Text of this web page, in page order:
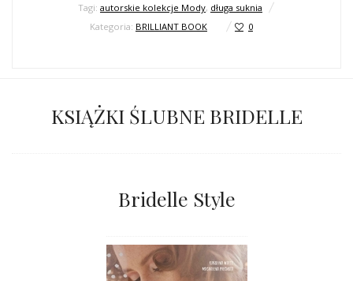
Tagi: autorskie kolekcje Mody, długa suknia
Kategoria: BRILLIANT BOOK 0
KSIĄŻKI ŚLUBNE BRIDELLE
Bridelle Style